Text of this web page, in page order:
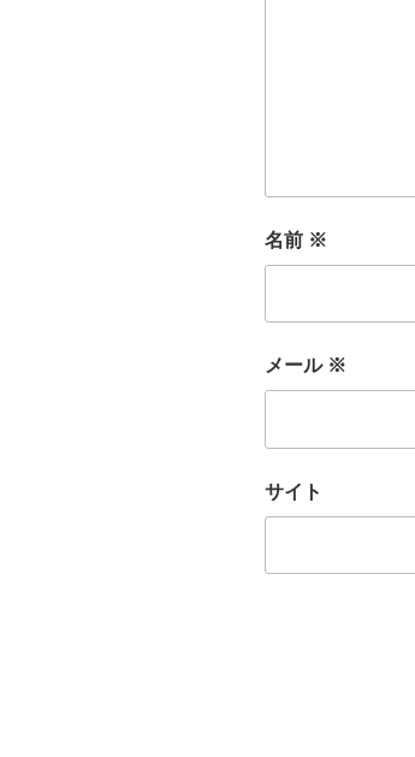
名前 ※
メール ※
サイト